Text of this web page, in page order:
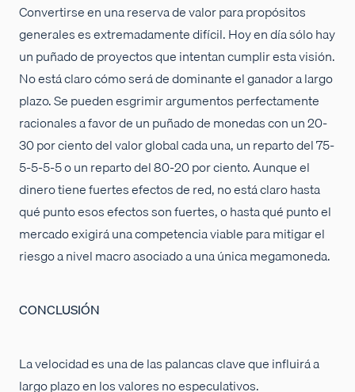
Convertirse en una reserva de valor para propósitos
generales es extremadamente difícil. Hoy en día sólo hay
un puñado de proyectos que intentan cumplir esta visión.
No está claro cómo será de dominante el ganador a largo
plazo. Se pueden esgrimir argumentos perfectamente
racionales a favor de un puñado de monedas con un 20-
30 por ciento del valor global cada una, un reparto del 75-
5-5-5-5 o un reparto del 80-20 por ciento. Aunque el
dinero tiene fuertes efectos de red, no está claro hasta
qué punto esos efectos son fuertes, o hasta qué punto el
mercado exigirá una competencia viable para mitigar el
riesgo a nivel macro asociado a una única megamoneda.
CONCLUSIÓN
La velocidad es una de las palancas clave que influirá a
largo plazo en los valores no especulativos.